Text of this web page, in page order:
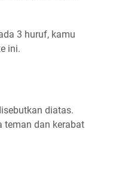
3 huruf, kamu
ini.
diatas.
teman dan kerabat